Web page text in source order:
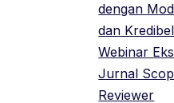
dengan
dan
Webinar
Jurnal
Reviewer